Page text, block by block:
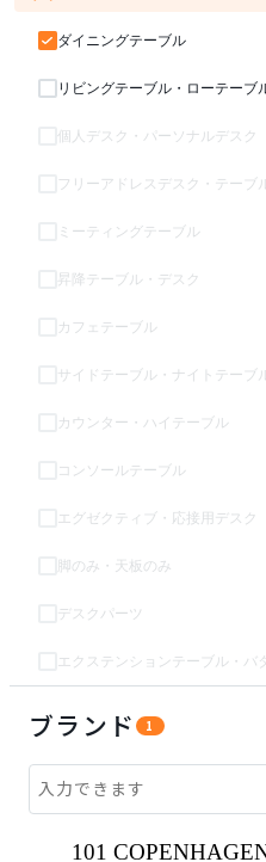
ダイニングテーブル
リビングテーブル・ローテーブ
個人デスク・パーソナルデスク
フリーアドレスデスク・テーブ
ミーティングテーブル
昇降テーブル・デスク
カフェテーブル
サイドテーブル・ナイトテーブ
カウンター・ハイテーブル
コンソールテーブル
エグゼクティブ・応接用デスク
脚のみ・天板のみ
デスクパーツ
ブランド 1
101